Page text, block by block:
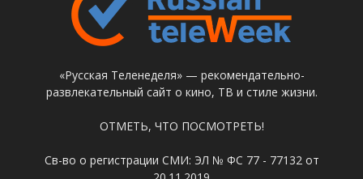
«Русская Теленеделя» — рекомендательно-
развлекательный сайт о кино, ТВ и стиле жизни.
ОТМЕТЬ, ЧТО ПОСМОТРЕТЬ!
Св-во о регистрации СМИ: ЭЛ № ФС 77 - 77132 от